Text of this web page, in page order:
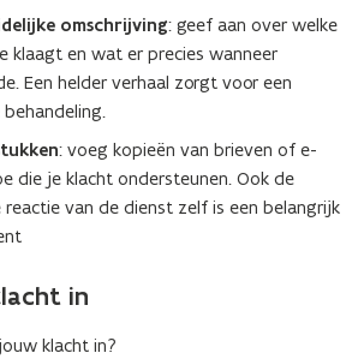
omschrijving: geef aan over welke
klaagt en wat er precies wanneer
Een helder verhaal zorgt voor een
behandeling.
: voeg kopieën van brieven of e-
die je klacht ondersteunen. Ook de
reactie van de dienst zelf is een belangrijk
in
klacht in?